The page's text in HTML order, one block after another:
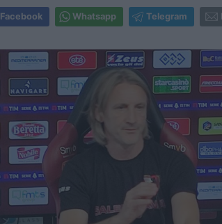
Facebook Whatsapp Telegram